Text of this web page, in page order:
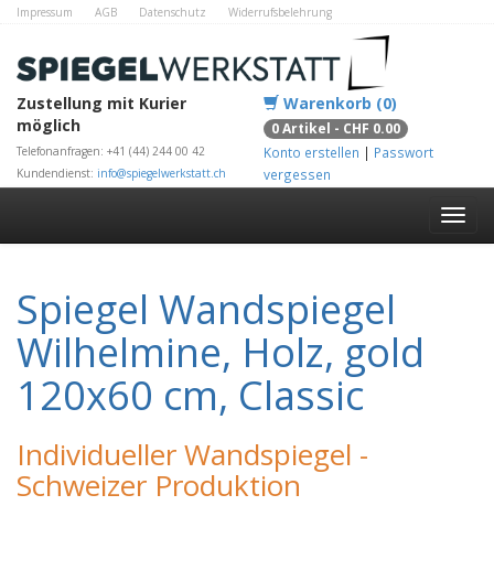
Impressum AGB Datenschutz
Widerrufsbelehrung
Zustellung mit Kurier
möglich
Telefonanfragen: +41 (44) 244 00 42
Kundendienst: info@spiegelwerkstatt.ch
Warenkorb (0)
0 Artikel - CHF 0.00
Konto erstellen | Passwort
vergessen
Spiegel Wandspiegel
Wilhelmine, Holz, gold
120x60 cm, Classic
Individueller Wandspiegel -
Schweizer Produktion